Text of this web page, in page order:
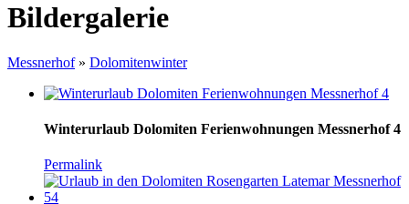
Bildergalerie
Messnerhof» Dolomitenwinter
Winterurlaub Dolomiten Ferienwohnungen Messnerhof 4
Permalink